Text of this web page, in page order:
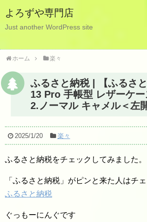
よろずや専門店
Just another WordPress site
ホーム 楽々
ふるさと納税 | 【ふるさ
13 Pro 手帳型 レザーケ
2.ノーマル キャメル＜左
2025/1/20 楽々
ふるさと納税をチェックしてみました。
「ふるさと納税」がピンと来た人はチ
ふるさと納税
ぐっもーにんぐです